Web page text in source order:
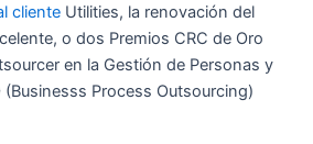
cliente Utilities, la renovación del
o dos Premios CRC de Oro
en la Gestión de Personas y
(Businesss Process Outsourcing)